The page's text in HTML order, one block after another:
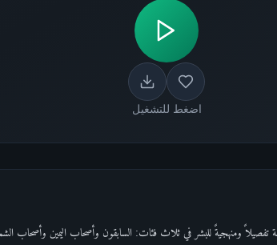
اضغط للتشغيل